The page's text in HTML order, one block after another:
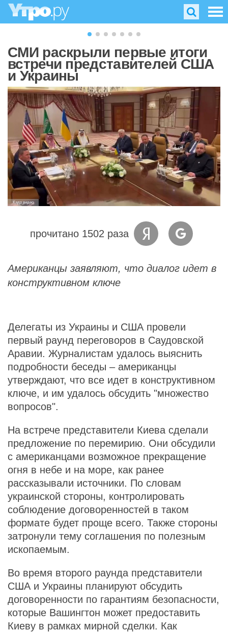
СМИ раскрыли первые итоги
встречи представителей США
и Украины
Кадр видео
прочитано 1502 раза
Американцы заявляют, что диалог идет в
конструктивном ключе
Делегаты из Украины и США провели
первый раунд переговоров в Саудовской
Аравии. Журналистам удалось выяснить
подробности беседы – американцы
утверждают, что все идет в конструктивном
ключе, и им удалось обсудить "множество
вопросов".
На встрече представители Киева сделали
предложение по перемирию. Они обсудили
с американцами возможное прекращение
огня в небе и на море, как ранее
рассказывали источники. По словам
украинской стороны, контролировать
соблюдение договоренностей в таком
формате будет проще всего. Также стороны
затронули тему соглашения по полезным
ископаемым.
Во время второго раунда представители
США и Украины планируют обсудить
договоренности по гарантиям безопасности,
которые Вашингтон может предоставить
Киеву в рамках мирной сделки. Как